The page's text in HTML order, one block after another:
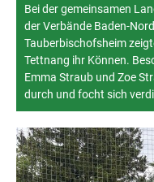
Bei der gemeinsamen
der Verbände Baden-
Tauberbischofsheim
Tettnang ihr Können.
Emma Straub und Zoe
durch und focht sich